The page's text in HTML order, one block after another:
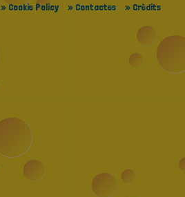
» Cookie Policy » Contactes » Crèdits